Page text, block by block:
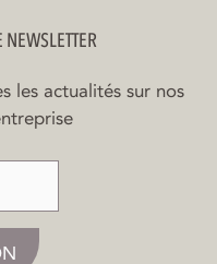
les actualités sur nos